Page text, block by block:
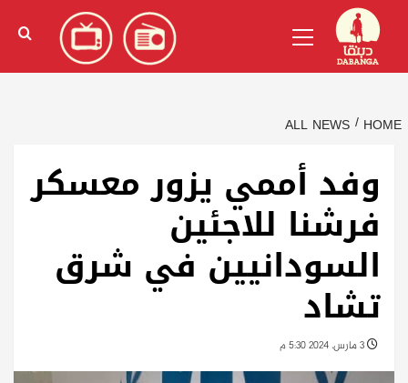
content
الإنجليزية)
Menu
HOME
ALL NEWS
وفد أممي يزور معسكر
فرشنا للاجئين
السودانيين في شرق
تشاد